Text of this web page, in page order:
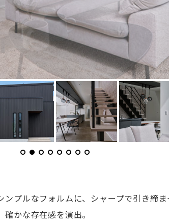
プルなフォルムに、シャープで引き締ま
かな存在感を演出。